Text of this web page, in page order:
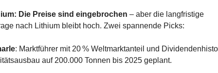
Die Preise sind eingebrochen – aber die langfristige
nach Lithium bleibt hoch. Zwei spannende Picks:
: Marktführer mit 20 % Weltmarktanteil und
auf 200.000 Tonnen bis 2025 geplant.